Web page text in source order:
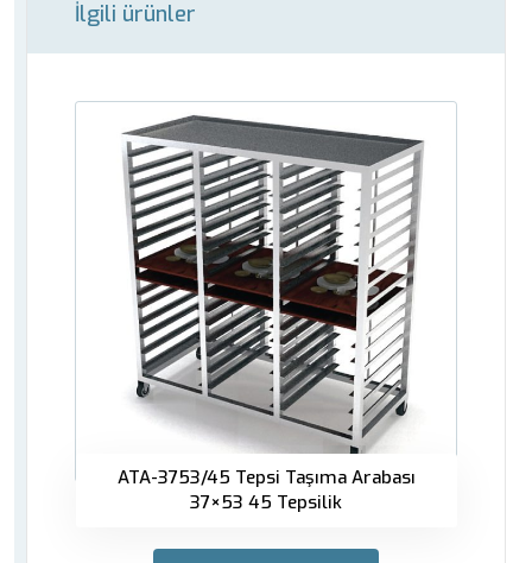
İlgili ürünler
ATA-3753/45 Tepsi Taşıma Arabası
37×53 45 Tepsilik